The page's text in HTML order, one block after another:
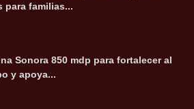
para familias...
Sonora 850 mdp para fortalecer al
y apoya...